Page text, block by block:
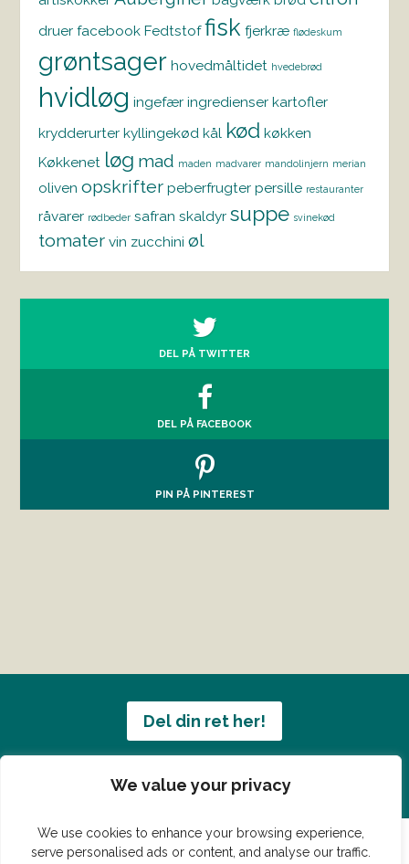
We value your privacy
We use cookies to enhance your browsing experience,
serve personalised ads or content, and analyse our traffic.
druer facebook Fedtstof fisk fjerkræ flødeskum
grøntsager hovedmåltidet hvedebrød
hvidløg ingefær ingredienser kartofler
krydderurter kyllingekød kål kød køkken
Køkkenet løg mad maden madvarer mandolinjern merian
oliven opskrifter peberfrugter persille restauranter
råvarer rødbeder safran skaldyr suppe svinekød
tomater vin zucchini øl
DEL PÅ TWITTER
DEL PÅ FACEBOOK
PIN PÅ PINTEREST
Del din ret her!
Har du en konge ret du vil dele?